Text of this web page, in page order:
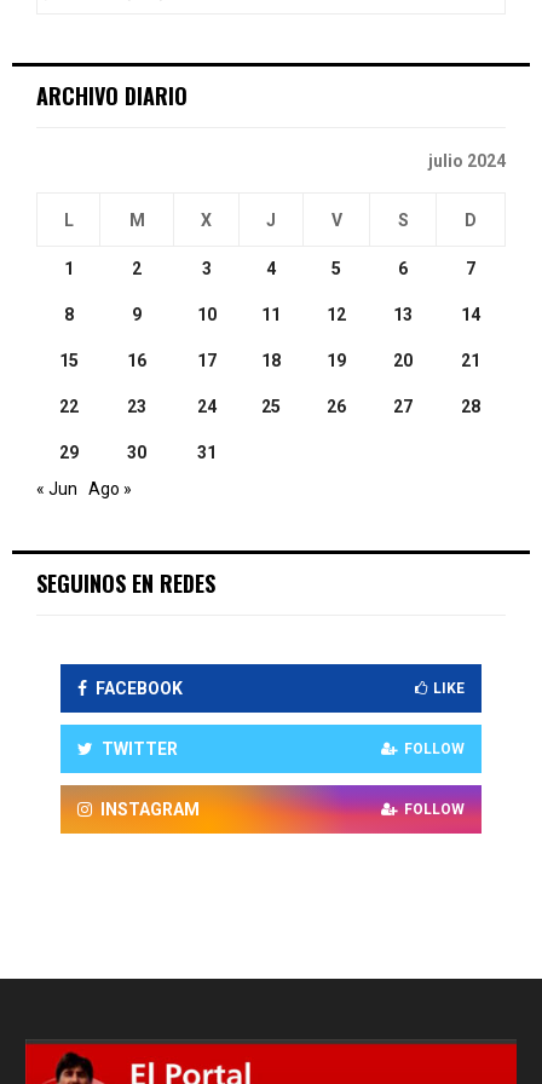
ARCHIVO DIARIO
julio 2024
L M X J V S D
1 2 3 4 5 6 7
8 9 10 11 12 13 14
15 16 17 18 19 20 21
22 23 24 25 26 27 28
29 30
31
« Jun
Ago »
SEGUINOS EN REDES
FACEBOOK LIKE
TWITTER FOLLOW
INSTAGRAM FOLLOW